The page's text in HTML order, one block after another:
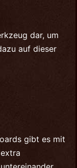
dar, um
auf dieser
gibt es mit